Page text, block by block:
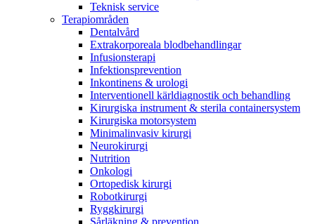
Hitta den produkt du letar efter. Besök B. Brauns
produktkatalog med hela vårt sortiment.
I dialog med B. Braun. Hör av dig till oss.
Teknisk service
Terapiområden
Dentalvård
Extrakorporeala blodbehandlingar
Infusionsterapi
Infektionsprevention
Inkontinens & urologi
Interventionell kärldiagnostik och behandling
Kirurgiska instrument & sterila containersystem
Kirurgiska motorsystem
Minimalinvasiv kirurgi
Neurokirurgi
Nutrition
Onkologi
Ortopedisk kirurgi
Robotkirurgi
Ryggkirurgi
Sårläkning & prevention